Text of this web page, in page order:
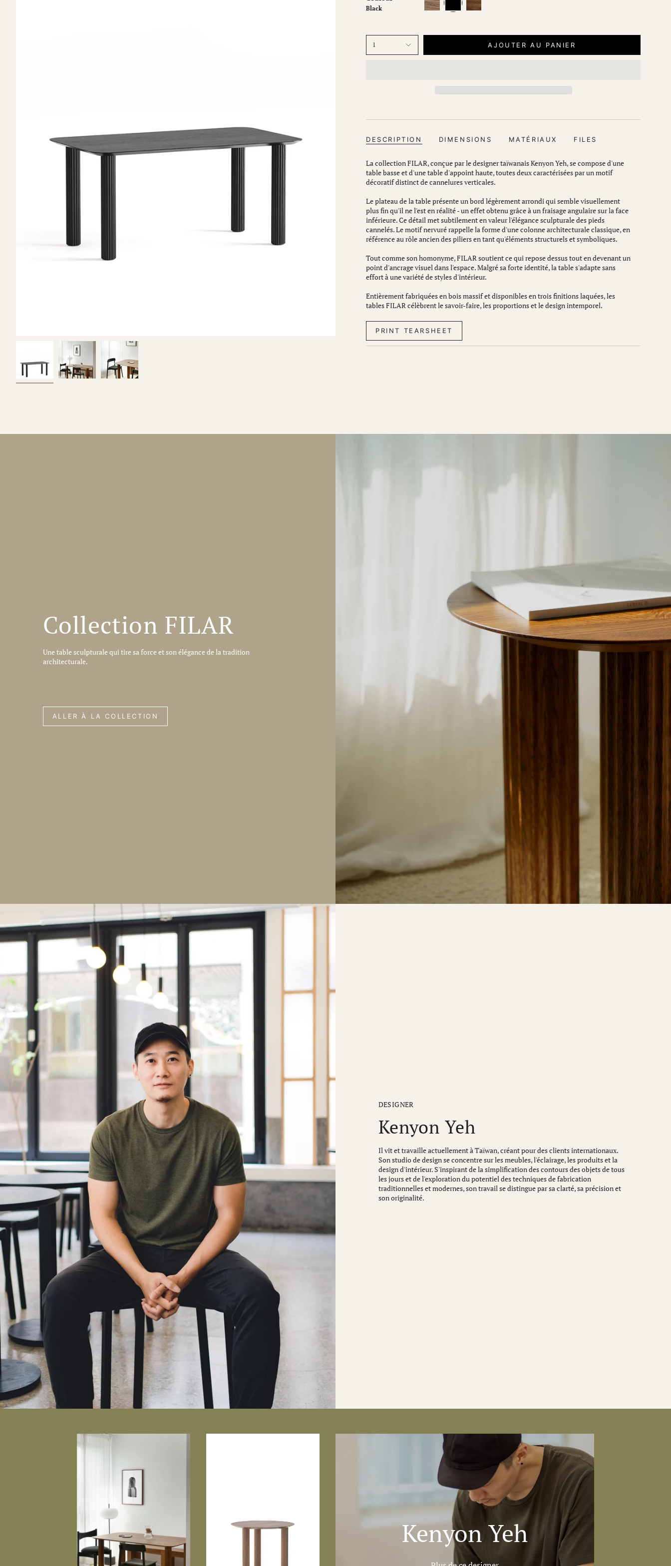
Black
oak
oak
1 AJOUTER AU PANIER
DESCRIPTION DIMENSIONS MATÉRIAUX FILES
La collection FILAR, conçue par le designer taïwanais Kenyon Yeh, se compose d'une
table basse et d'une table d'appoint haute, toutes deux caractérisées par un motif
décoratif distinct de cannelures verticales.
Le plateau de la table présente un bord légèrement arrondi qui semble visuellement
plus fin qu'il ne l'est en réalité - un effet obtenu grâce à un fraisage angulaire sur la face
inférieure. Ce détail met subtilement en valeur l'élégance sculpturale des pieds
cannelés. Le motif nervuré rappelle la forme d'une colonne architecturale classique, en
référence au rôle ancien des piliers en tant qu'éléments structurels et symboliques.
Tout comme son homonyme, FILAR soutient ce qui repose dessus tout en devenant un
point d'ancrage visuel dans l'espace. Malgré sa forte identité, la table s'adapte sans
effort à une variété de styles d'intérieur.
Entièrement fabriquées en bois massif et disponibles en trois finitions laquées, les
tables FILAR célèbrent le savoir-faire, les proportions et le design intemporel.
PRINT TEARSHEET
Collection FILAR
Une table sculpturale qui tire sa force et son élégance de la tradition
architecturale.
ALLER À LA COLLECTION
DESIGNER
Kenyon Yeh
Il vit et travaille actuellement à Taïwan, créant pour des clients internationaux.
Son studio de design se concentre sur les meubles, l'éclairage, les produits et la
design d'intérieur. S'inspirant de la simplification des contours des objets de tous
les jours et de l'exploration du potentiel des techniques de fabrication
traditionnelles et modernes, son travail se distingue par sa clarté, sa précision et
son originalité.
Kenyon Yeh